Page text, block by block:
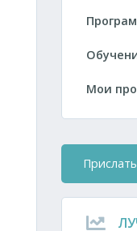
Мои